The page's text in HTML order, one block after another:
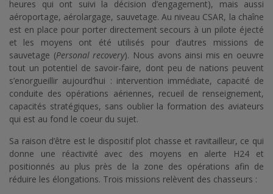
heures qui ont suivi la décision d’engagement), mais aussi
aéroportage, aérolargage, sauvetage. Au niveau CSAR, la chaîne
est en place pour porter directement secours à un pilote éjecté
et les moyens ont été utilisés pour d’autres missions de
sauvetage (Personal recovery). Nous avons ainsi mis en oeuvre
tout un potentiel de savoir-faire, dont peu de nations peuvent
s’enorgueillir aujourd’hui : intervention immédiate, capacité de
conduite des opérations aériennes, recueil de renseignement,
capacités stratégiques, sans oublier la formation des aviateurs
qui est au fond le coeur du sujet.
Sa raison d’être est le dispositif plot chasse et ravitailleur, ce qui
donne une réactivité avec des moyens en alerte H24 et
positionnés au plus près de la zone des opérations afin de
réduire les élongations. Trois missions relèvent des chasseurs :